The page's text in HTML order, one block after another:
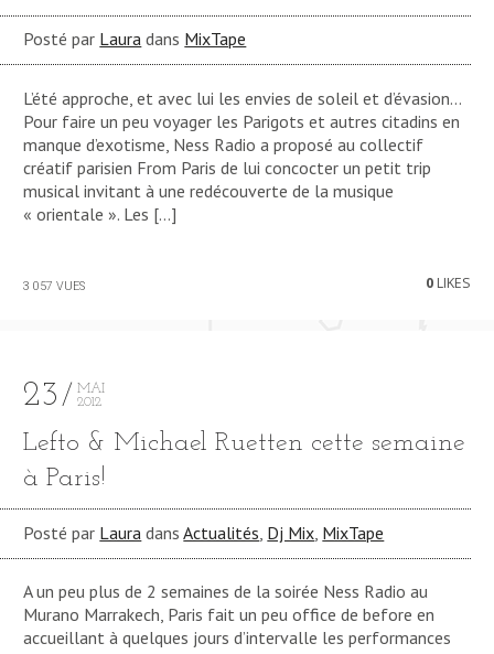
Posté par Laura dans MixTape
L’été approche, et avec lui les envies de soleil et d’évasion…
Pour faire un peu voyager les Parigots et autres citadins en
manque d’exotisme, Ness Radio a proposé au collectif
créatif parisien From Paris de lui concocter un petit trip
musical invitant à une redécouverte de la musique
« orientale ». Les […]
3 057 VUES 0LIKES
23
MAI
2012
Lefto & Michael Ruetten cette semaine
à Paris!
Posté par Laura dansActualités Dj Mix MixTape
A un peu plus de 2 semaines de la soirée Ness Radio au
Murano Marrakech, Paris fait un peu office de before en
accueillant à quelques jours d’intervalle les performances